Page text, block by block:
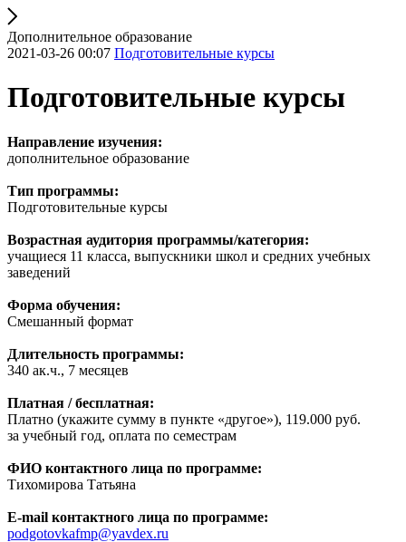
Дополнительное образование
2021-03-26 00:07 Подготовительные курсы
Подготовительные курсы
Направление изучения:
дополнительное образование
Тип программы:
Подготовительные курсы
Возрастная аудитория программы/категория:
учащиеся 11 класса, выпускники школ и средних учебных
заведений
Форма обучения:
Смешанный формат
Длительность программы:
340 ак.ч., 7 месяцев
Платная / бесплатная:
Платно (укажите сумму в пункте «другое»), 119.000 руб.
за учебный год, оплата по семестрам
ФИО контактного лица по программе:
Тихомирова Татьяна
E-mail контактного лица по программе:
podgotovkafmp@yavdex.ru